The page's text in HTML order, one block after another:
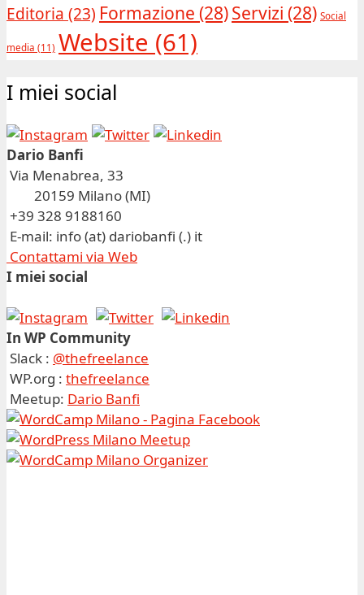
Editoria (23) Formazione (28)Servizi (28) Social
media (11) Website (61)
I miei social
Dario Banfi
Via Menabrea, 33
20159 Milano (MI)
+39 328 9188160
E-mail: info (at) dariobanfi (.) it
Contattami via Web
I miei social
In WP Community
Slack : @thefreelance
WP.org : thefreelance
Meetup: Dario Banfi